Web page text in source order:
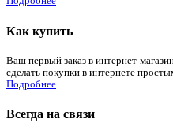
Как купить
Ваш первый заказ в интернет-
сделать покупки в интернете
Подробнее
Всегда на связи